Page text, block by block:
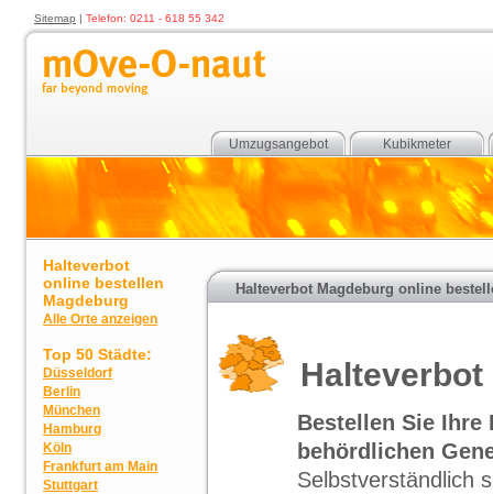
Sitemap | Telefon: 0211 - 618 55 342
Kubikmeter
Umzugsangebot
Halteverbot
online bestellen
Magdeburg
Alle Orte anzeigen
Top 50 Städte:
Düsseldorf
Berlin
München
Hamburg
Köln
Frankfurt am Main
Stuttgart
Halteverbot Magdeburg online
Halteverbot
Bestellen Sie Ihre
behördlichen
Selbstverständlich